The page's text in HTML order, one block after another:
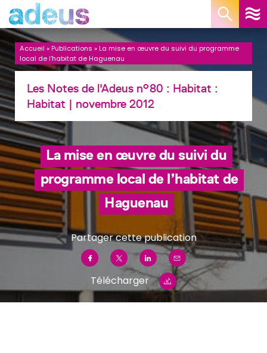
Accueil »Publications »La mise en œuvre du suivi du programme
local de l’habitat de Haguenau
Les Notes de l'Adeus n°80 : Habitat :
Habitat | novembre 2012
La mise en œuvre du suivi du
programme local de l’habitat de
Haguenau
Partager cette publication
Télécharger
Panneau de gestion des cookies